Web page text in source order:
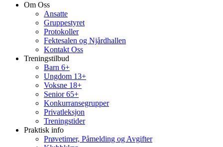
Om Oss
Ansatte
Gruppestyret
Protokoller
Fektesalen og Njårdhallen
Kontakt Oss
Treningstilbud
Barn 6+
Ungdom 13+
Voksne 18+
Senior 65+
Konkurransegrupper
Privatleksjon
Treningstider
Praktisk info
Prøvetimer, Påmelding og Avgifter